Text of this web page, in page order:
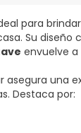
para brindar
Su diseño
envuelve a
asegura una
Destaca por: